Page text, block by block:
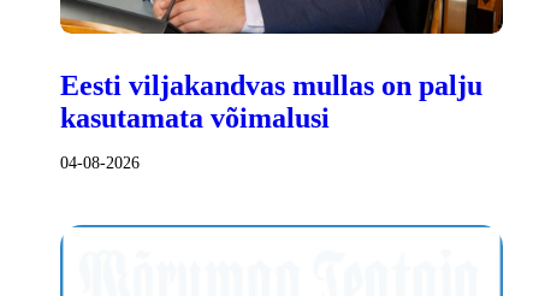
Eesti viljakandvas mullas on palju
kasutamata võimalusi
04-08-2026